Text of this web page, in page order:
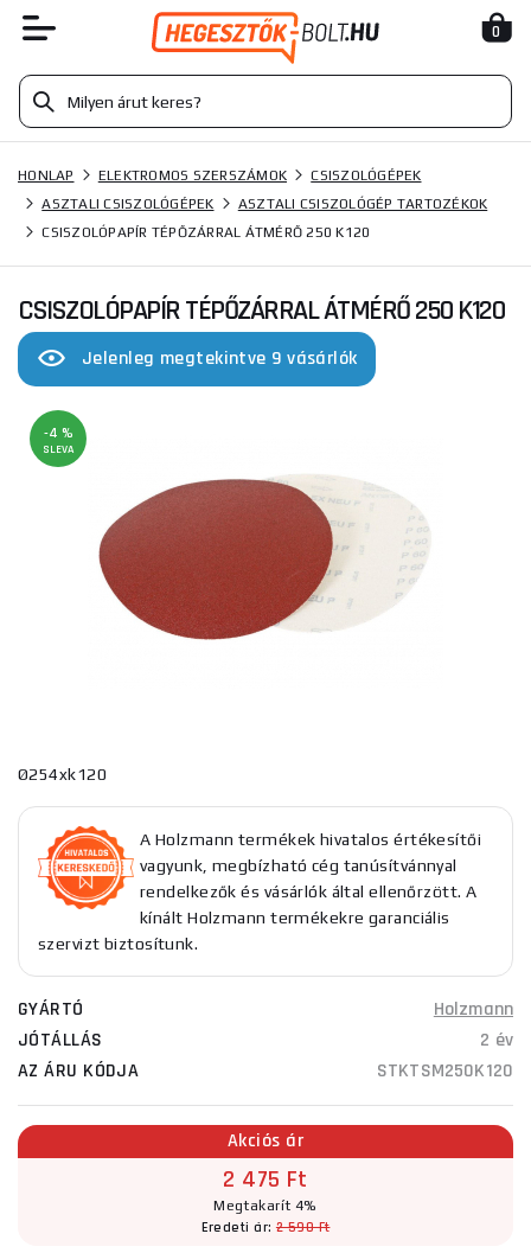
0
HONLAP ELEKTROMOS SZERSZÁMOK
CSISZOLÓGÉPEK
ASZTALI CSISZOLÓGÉPEK
ASZTALI CSISZOLÓGÉP TARTOZÉKOK
CSISZOLÓPAPÍR TÉPŐZÁRRAL ÁTMÉRŐ 250 K120
CSISZOLÓPAPÍR TÉPŐZÁRRAL ÁTMÉRŐ 250 K120
Jelenleg megtekintve 9 vásárlók
-4 %
SLEVA
Ø254xk120
A Holzmann termékek hivatalos értékesítői
vagyunk, megbízható cég tanúsítvánnyal
rendelkezők és vásárlók által ellenőrzött. A
kínált Holzmann termékekre garanciális
szervizt biztosítunk.
GYÁRTÓ
Holzmann
JÓTÁLLÁS
2 év
AZ ÁRU KÓDJA
STKTSM250K120
Akciós ár
2 475 Ft
Megtakarít 4%
Eredeti ár:2 590 Ft